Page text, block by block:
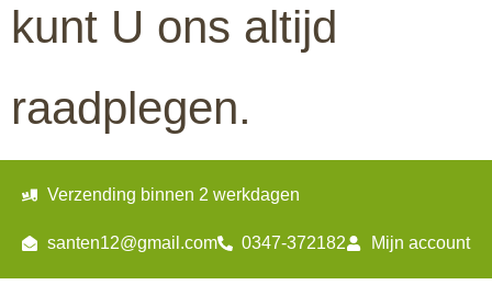
kunt U ons altijd
raadplegen.
Verzending binnen 2 werkdagen
santen12@gmail.com 0347-372182 Mijn account